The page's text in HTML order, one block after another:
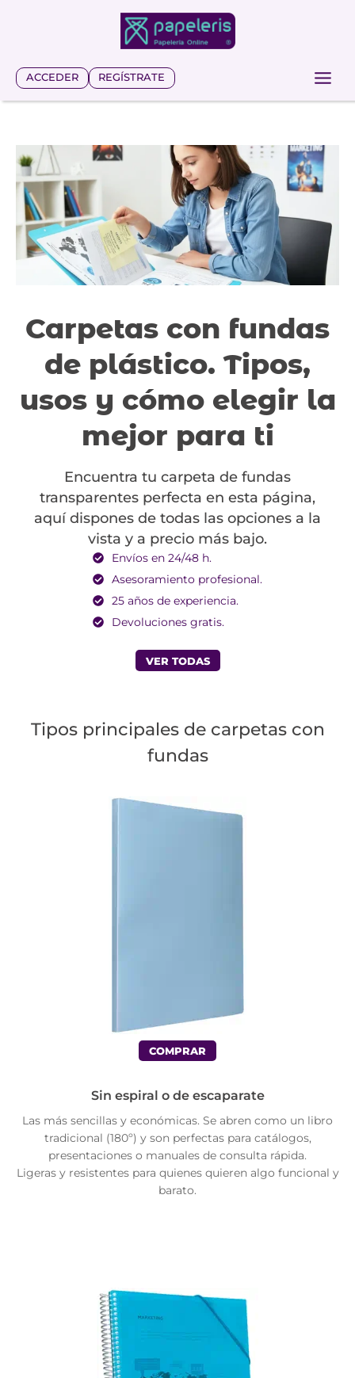
ACCEDER REGÍSTRATE
Carpetas con fundas
de plástico. Tipos,
usos y cómo elegir la
mejor para ti
Encuentra tu carpeta de fundas
transparentes perfecta en esta página,
aquí dispones de todas las opciones a la
vista y a precio más bajo.
Envíos en 24/48 h.
Asesoramiento profesional.
25 años de experiencia.
Devoluciones gratis.
VER TODAS
Tipos principales de carpetas con
fundas
COMPRAR
Sin espiral o de escaparate
Las más sencillas y económicas. Se abren como un libro
tradicional (180º) y son perfectas para catálogos,
presentaciones o manuales de consulta rápida.
Ligeras y resistentes para quienes quieren algo funcional y
barato.